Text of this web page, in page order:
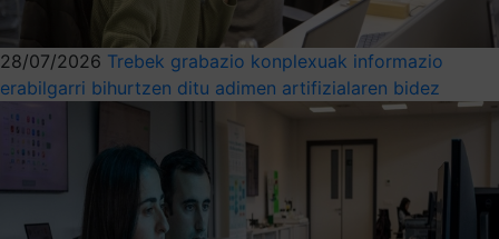
28/07/2026 Trebek grabazio konplexuak informazio
erabilgarri bihurtzen ditu adimen artifizialaren bidez